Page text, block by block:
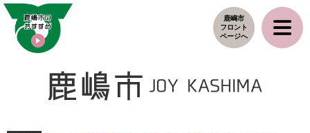
ペ
メ
鹿嶋市
フロント
ページへ